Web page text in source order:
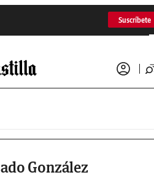
Suscríbete
González